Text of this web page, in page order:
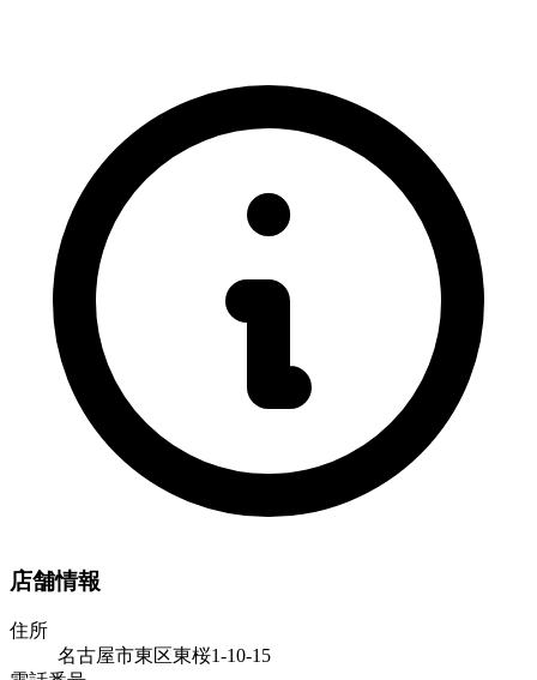
店舗情報
住所
名古屋市東区東桜1-10-15